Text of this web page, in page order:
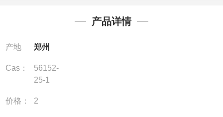
产品详情
产地 郑州
Cas：
56152-
25-1
价格： 2